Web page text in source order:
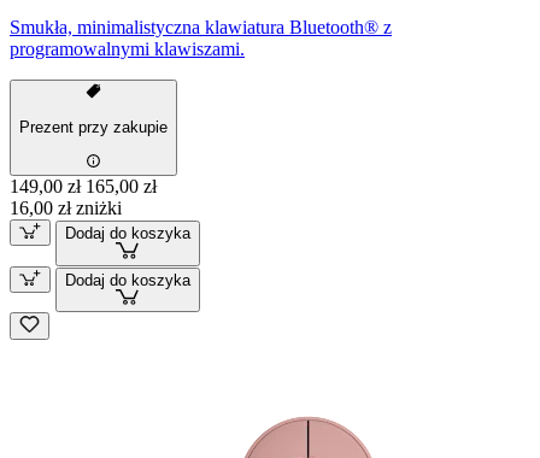
Smukła, minimalistyczna klawiatura Bluetooth® z
programowalnymi klawiszami.
Prezent przy zakupie
149,00 zł 165,00 zł
16,00 zł zniżki
Dodaj do koszyka
Dodaj do koszyka